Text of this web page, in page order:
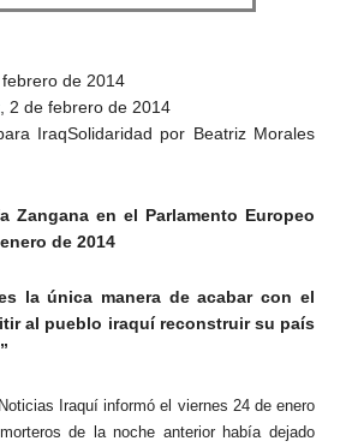
de 2014
, 2 de febrero de 2014
IraqSolidaridad por Beatriz Morales
Zangana en el Parlamento Europeo
de 2014
la única manera de acabar con el
al pueblo iraquí reconstruir su país
Iraquí informó el viernes 24 de enero
de la noche anterior había dejado